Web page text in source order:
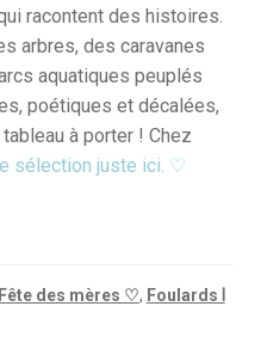
racontent des histoires.
arbres, des caravanes
aquatiques peuplés
poétiques et décalées,
à porter ! Chez
sélection juste ici. ♡
Fête des mères ♡, Foulards Ⅰ